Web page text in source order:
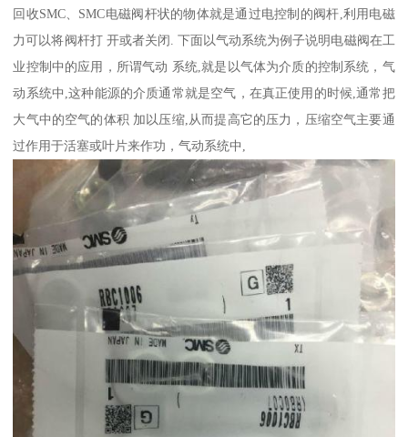
回收SMC、SMC电磁阀杆状的物体就是通过电控制的阀杆,利用电磁
力可以将阀杆打 开或者关闭. 下面以气动系统为例子说明电磁阀在工
业控制中的应用，所谓气动 系统,就是以气体为介质的控制系统，气
动系统中,这种能源的介质通常就是空气，在真正使用的时候,通常把
大气中的空气的体积 加以压缩,从而提高它的压力，压缩空气主要通
过作用于活塞或叶片来作功，气动系统中,